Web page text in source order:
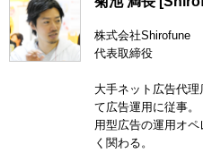
株式会社Shirofune
代表取締役
大手ネット広告代
て広告運用に従事
用型広告の運用オ
く関わる。